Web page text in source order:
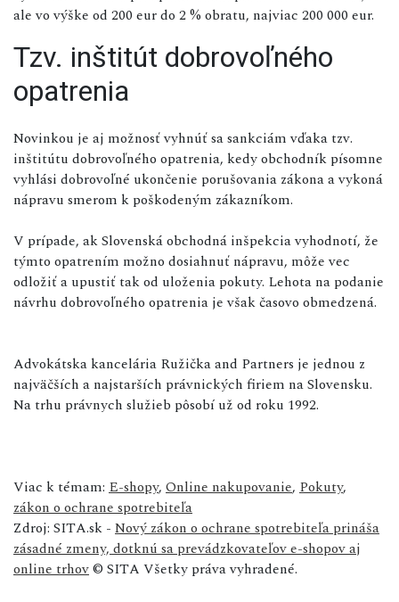
ale vo výške od 200 eur do 2 % obratu, najviac 200 000 eur.
Tzv. inštitút dobrovoľného
opatrenia
Novinkou je aj možnosť vyhnúť sa sankciám vďaka tzv.
inštitútu dobrovoľného opatrenia, kedy obchodník písomne
vyhlási dobrovoľné ukončenie porušovania zákona a vykoná
nápravu smerom k poškodeným zákazníkom.
V prípade, ak Slovenská obchodná inšpekcia vyhodnotí, že
týmto opatrením možno dosiahnuť nápravu, môže vec
odložiť a upustiť tak od uloženia pokuty. Lehota na podanie
návrhu dobrovoľného opatrenia je však časovo obmedzená.
Advokátska kancelária Ružička and Partners je jednou z
najväčších a najstarších právnických firiem na Slovensku.
Na trhu právnych služieb pôsobí už od roku 1992.
Viac k témam: E-shopy, Online nakupovanie, Pokuty,
zákon o ochrane spotrebiteľa
Zdroj: SITA.sk - Nový zákon o ochrane spotrebiteľa prináša
zásadné zmeny, dotknú sa prevádzkovateľov e-shopov aj
online trhov© SITA Všetky práva vyhradené.